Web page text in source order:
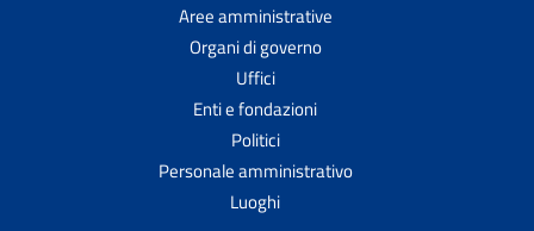
Aree amministrative
Organi di governo
Uffici
Enti e fondazioni
Politici
Personale amministrativo
Luoghi